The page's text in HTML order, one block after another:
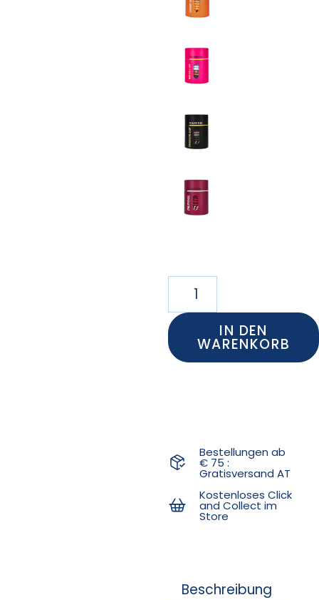
IN DEN
WARENKORB
Bestellungen ab
€ 75 :
Gratisversand AT
Kostenloses Click
and Collect im
Store
Beschreibung